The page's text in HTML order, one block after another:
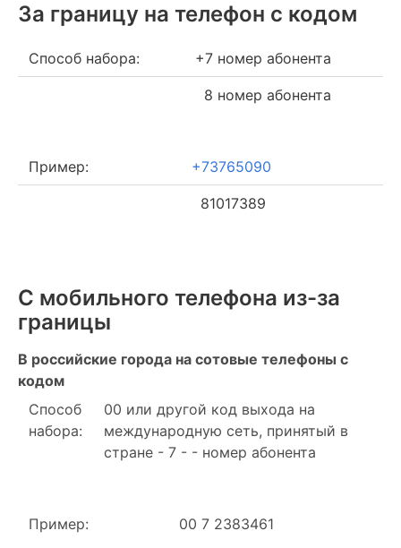
За границу на телефон c кодом
Способ набора: +7 номер абонента
8 номер абонента
Пример: +73765090
81017389
С мобильного телефона из-за
границы
В российские города на сотовые телефоны с
кодом
Способ
набора:
00 или другой код выхода на
международную сеть, принятый в
стране - 7 - - номер абонента
Пример: 00 7 2383461